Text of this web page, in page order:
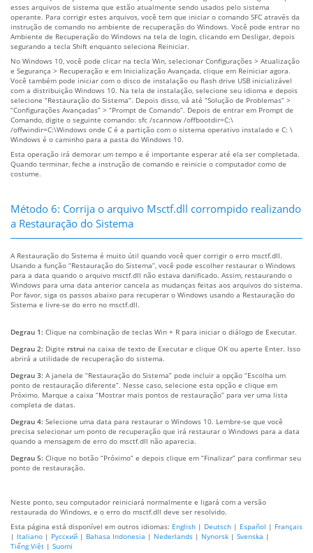
esses arquivos de sistema que estão atualmente sendo usados pelo sistema
operante. Para corrigir estes arquivos, você tem que iniciar o comando SFC através da
instrução de comando no ambiente de recuperação do Windows. Você pode entrar no
Ambiente de Recuperação do Windows na tela de login, clicando em Desligar, depois
segurando a tecla Shift enquanto seleciona Reiniciar.
No Windows 10, você pode clicar na tecla Win, selecionar Configurações > Atualização
e Segurança > Recuperação e em Inicialização Avançada, clique em Reiniciar agora.
Você também pode iniciar com o disco de instalação ou flash drive USB inicializável
com a distribuição Windows 10. Na tela de instalação, selecione seu idioma e depois
selecione “Restauração do Sistema”. Depois disso, vá até “Solução de Problemas” >
“Configurações Avançadas” > “Prompt de Comando”. Depois de entrar em Prompt de
Comando, digite o seguinte comando: sfc /scannow /offbootdir=C:\
/offwindir=C:\Windows onde C é a partição com o sistema operativo instalado e C: \
Windows é o caminho para a pasta do Windows 10.
Esta operação irá demorar um tempo e é importante esperar até ela ser completada.
Quando terminar, feche a instrução de comando e reinicie o computador como de
costume.
Método 6: Corrija o arquivo Msctf.dll corrompido realizando
a Restauração do Sistema
A Restauração do Sistema é muito útil quando você quer corrigir o erro msctf.dll.
Usando a função “Restauração do Sistema”, você pode escolher restaurar o Windows
para a data quando o arquivo msctf.dll não estava danificado. Assim, restaurando o
Windows para uma data anterior cancela as mudanças feitas aos arquivos do sistema.
Por favor, siga os passos abaixo para recuperar o Windows usando a Restauração do
Sistema e livre-se do erro no msctf.dll.
Degrau 1: Clique na combinação de teclas Win + R para iniciar o diálogo de Executar.
Degrau 2: Digite rstrui na caixa de texto de Executar e clique OK ou aperte Enter. Isso
abrirá a utilidade de recuperação do sistema.
Degrau 3: A janela de “Restauração do Sistema” pode incluir a opção “Escolha um
ponto de restauração diferente”. Nesse caso, selecione esta opção e clique em
Próximo. Marque a caixa “Mostrar mais pontos de restauração” para ver uma lista
completa de datas.
Degrau 4: Selecione uma data para restaurar o Windows 10. Lembre-se que você
precisa selecionar um ponto de recuperação que irá restaurar o Windows para a data
quando a mensagem de erro do msctf.dll não aparecia.
Degrau 5: Clique no botão “Próximo” e depois clique em “Finalizar” para confirmar seu
ponto de restauração.
Neste ponto, seu computador reiniciará normalmente e ligará com a versão
restaurada do Windows, e o erro do msctf.dll deve ser resolvido.
Esta página está disponível em outros idiomas: English | Deutsch | Español | Français
| Italiano | Русский | Bahasa Indonesia | Nederlands | Nynorsk | Svenska |
Tiếng Việt | Suomi